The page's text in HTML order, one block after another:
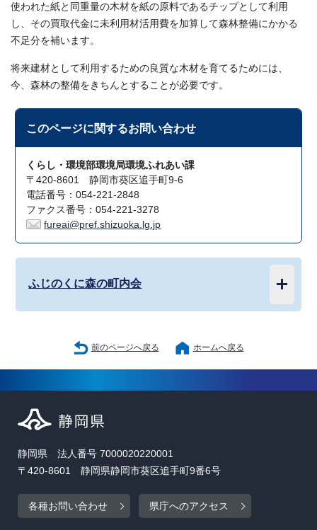
使われた紙と同重量の木材を紙の原料であるチップとして利用
し、その買取代金に未利用材活用費を加算して森林整備にかかる
不足分を補います。
将来建材として利用するための良質な木材を育てるためには、
今、森林の整備をきちんとすることが必要です。
このページに関するお問い合わせ
くらし・環境部環境局環境ふれあい課
〒420-8601 静岡市葵区追手町9-6
電話番号：054-221-2848
ファクス番号：054-221-3278
fureai@pref.shizuoka.lg.jp
ふじのくに森の町内会
前のページへ戻る ホームへ戻る
静岡県 法人番号 7000020220001
〒420-8601 静岡県静岡市葵区追手町9番6号
各種お問い合わせ 県庁へのアクセス